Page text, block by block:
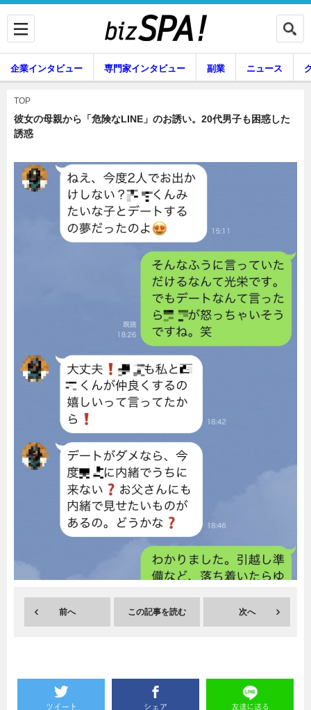
企業インタビュー 専門家インタビュー
副業 ニュース
スキル
エンタメ
連載一覧
企業インタビュー 専門家インタビュー 副業 ニュース
暮らし
TOP
彼女の母親から「危険なLINE」のお誘い。20代男子も困惑した
誘惑
前へ この記事を読む 次へ